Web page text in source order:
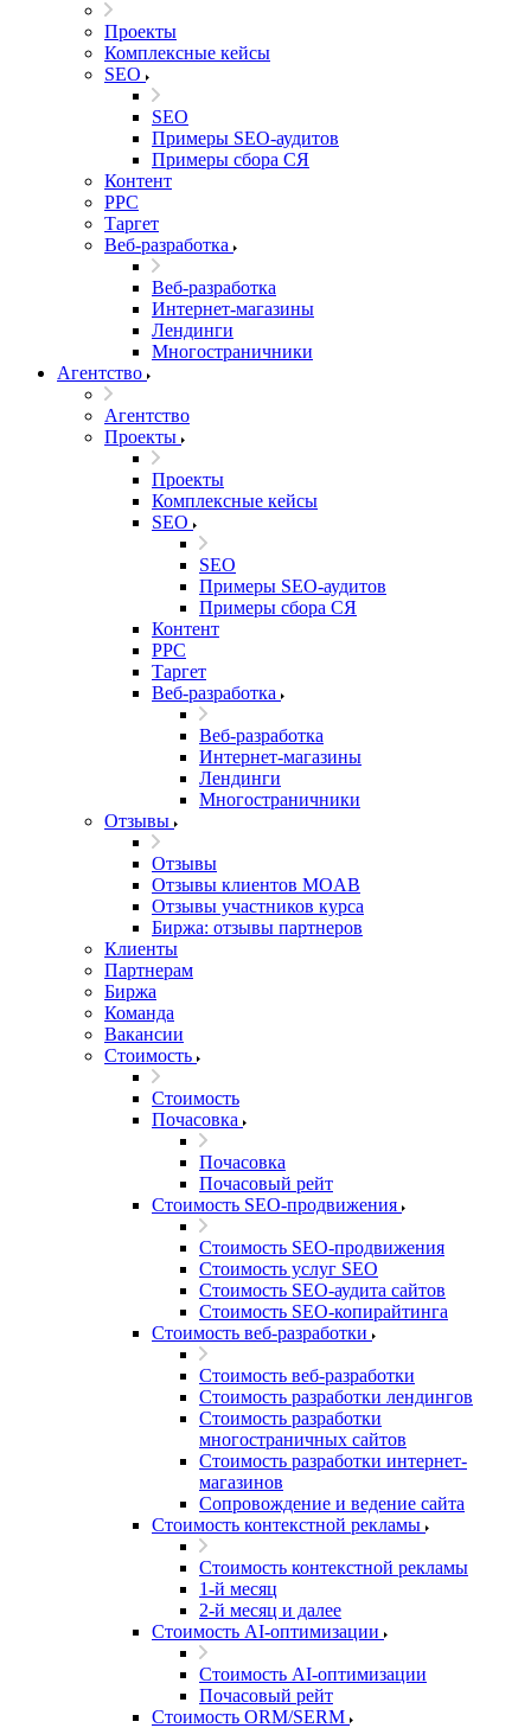
Проекты
Комплексные кейсы
SEO
SEO
Примеры SEO-аудитов
Примеры сбора СЯ
Контент
PPC
Таргет
Веб-разработка
Веб-разработка
Интернет-магазины
Лендинги
Многостраничники
Агентство
Агентство
Проекты
Проекты
Комплексные кейсы
SEO
SEO
Примеры SEO-аудитов
Примеры сбора СЯ
Контент
PPC
Таргет
Веб-разработка
Веб-разработка
Интернет-магазины
Лендинги
Многостраничники
Отзывы
Отзывы
Отзывы клиентов MOAB
Отзывы участников курса
Биржа: отзывы партнеров
Клиенты
Партнерам
Биржа
Команда
Вакансии
Стоимость
Стоимость
Почасовка
Почасовка
Почасовый рейт
Стоимость SEO-продвижения
Стоимость SEO-продвижения
Стоимость услуг SEO
Стоимость SEO-аудита сайтов
Стоимость SEO-копирайтинга
Стоимость веб-разработки
Стоимость веб-разработки
Стоимость разработки лендингов
Стоимость разработки
многостраничных сайтов
Стоимость разработки интернет-
магазинов
Сопровождение и ведение сайта
Стоимость контекстной рекламы
Стоимость контекстной рекламы
1-й месяц
2-й месяц и далее
Стоимость AI-оптимизации
Стоимость AI-оптимизации
Почасовый рейт
Стоимость ORM/SERM